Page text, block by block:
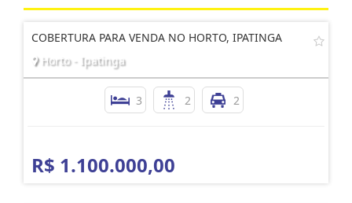
COBERTURA PARA VENDA NO HORTO, IPATINGA
Horto - Ipatinga
3 2 2
R$ 1.100.000,00